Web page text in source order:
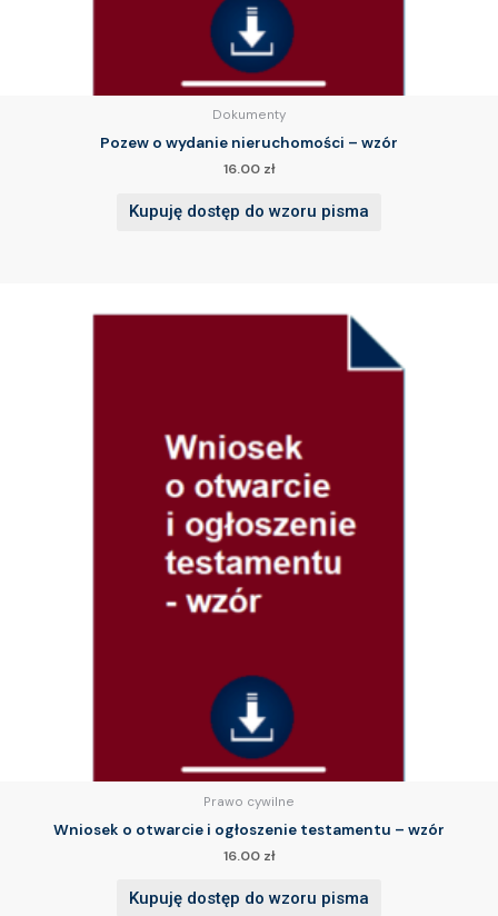
Dokumenty
Pozew o wydanie nieruchomości – wzór
16.00 zł
Kupuję dostęp do wzoru pisma
Prawo cywilne
Wniosek o otwarcie i ogłoszenie testamentu – wzór
16.00 zł
Kupuję dostęp do wzoru pisma